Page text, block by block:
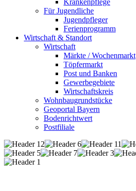
Krankenpflege
Für Jugendliche
Jugendpfleger
Ferienprogramm
Wirtschaft & Standort
Wirtschaft
Märkte / Wochenmarkt
Töpfermarkt
Post und Banken
Gewerbegebiete
Wirtschaftskreis
Wohnbaugrundstücke
Geoportal Bayern
Bodenrichtwert
Postfiliale